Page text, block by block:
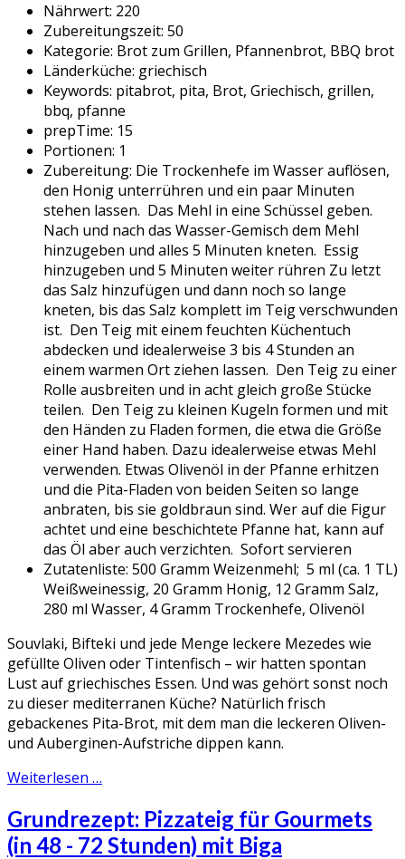
Nährwert: 220
Zubereitungszeit: 50
Kategorie: Brot zum Grillen, Pfannenbrot, BBQ brot
Länderküche: griechisch
Keywords: pitabrot, pita, Brot, Griechisch, grillen,
bbq, pfanne
prepTime: 15
Portionen: 1
Zubereitung: Die Trockenhefe im Wasser auflösen,
den Honig unterrühren und ein paar Minuten
stehen lassen. Das Mehl in eine Schüssel geben.
Nach und nach das Wasser-Gemisch dem Mehl
hinzugeben und alles 5 Minuten kneten. Essig
hinzugeben und 5 Minuten weiter rühren Zu letzt
das Salz hinzufügen und dann noch so lange
kneten, bis das Salz komplett im Teig verschwunden
ist. Den Teig mit einem feuchten Küchentuch
abdecken und idealerweise 3 bis 4 Stunden an
einem warmen Ort ziehen lassen. Den Teig zu einer
Rolle ausbreiten und in acht gleich große Stücke
teilen. Den Teig zu kleinen Kugeln formen und mit
den Händen zu Fladen formen, die etwa die Größe
einer Hand haben. Dazu idealerweise etwas Mehl
verwenden. Etwas Olivenöl in der Pfanne erhitzen
und die Pita-Fladen von beiden Seiten so lange
anbraten, bis sie goldbraun sind. Wer auf die Figur
achtet und eine beschichtete Pfanne hat, kann auf
das Öl aber auch verzichten. Sofort servieren
Zutatenliste: 500 Gramm Weizenmehl; 5 ml (ca. 1 TL)
Weißweinessig, 20 Gramm Honig, 12 Gramm Salz,
280 ml Wasser, 4 Gramm Trockenhefe, Olivenöl
Souvlaki, Bifteki und jede Menge leckere Mezedes wie
gefüllte Oliven oder Tintenfisch – wir hatten spontan
Lust auf griechisches Essen. Und was gehört sonst noch
zu dieser mediterranen Küche? Natürlich frisch
gebackenes Pita-Brot, mit dem man die leckeren Oliven-
und Auberginen-Aufstriche dippen kann.
Weiterlesen …
Grundrezept: Pizzateig für Gourmets
(in 48 - 72 Stunden) mit Biga